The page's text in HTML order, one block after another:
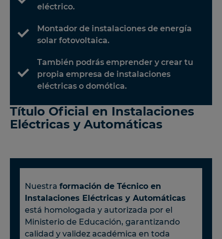
eléctrico.
Montador de instalaciones de energía
solar fotovoltaica.
También podrás emprender y crear tu
propia empresa de instalaciones
eléctricas o domótica.
Título Oficial en Instalaciones
Eléctricas y Automáticas
Nuestra formación de Técnico en
Instalaciones Eléctricas y Automáticas
está homologada y autorizada por el
Ministerio de Educación, garantizando
calidad y validez académica en toda